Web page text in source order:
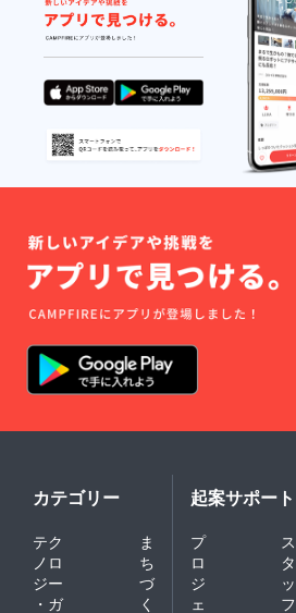
カテゴリー
テク
ノロ
ジー
・ガ
ま
ち
づ
く
起案サポート
プ
ロ
ジ
ェ
ス
タ
ッ
フ